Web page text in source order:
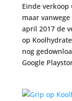
Einde verkoop
maar
april 2017 de
op
nog
Google